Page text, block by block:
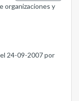
organizaciones y
el 24-09-2007 por